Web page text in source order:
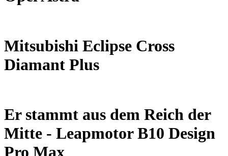
Mitsubishi Eclipse Cross
Diamant Plus
Er stammt aus dem Reich der
Mitte - Leapmotor B10 Design
Pro Max